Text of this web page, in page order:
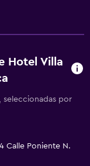
Hotel Villa
seleccionadas por
Calle Poniente N.